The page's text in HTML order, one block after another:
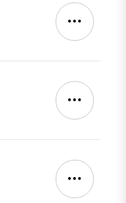
Autres
Autres
Autres